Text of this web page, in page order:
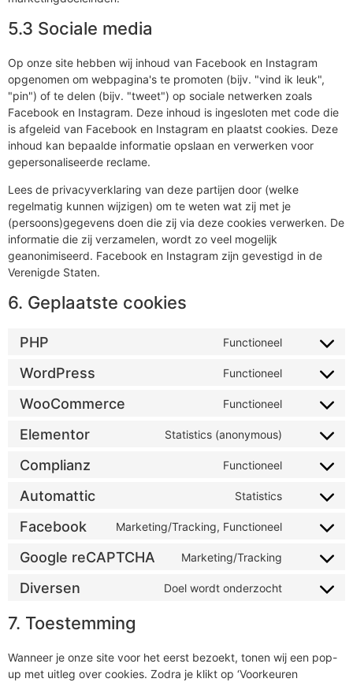
5.3 Sociale media
Op onze site hebben wij inhoud van Facebook en Instagram
opgenomen om webpagina's te promoten (bijv. "vind ik leuk",
"pin") of te delen (bijv. "tweet") op sociale netwerken zoals
Facebook en Instagram. Deze inhoud is ingesloten met code die
is afgeleid van Facebook en Instagram en plaatst cookies. Deze
inhoud kan bepaalde informatie opslaan en verwerken voor
gepersonaliseerde reclame.
Lees de privacyverklaring van deze partijen door (welke
regelmatig kunnen wijzigen) om te weten wat zij met je
(persoons)gegevens doen die zij via deze cookies verwerken. De
informatie die zij verzamelen, wordt zo veel mogelijk
geanonimiseerd. Facebook en Instagram zijn gevestigd in de
Verenigde Staten.
6. Geplaatste cookies
PHP Functioneel
WordPress Functioneel
WooCommerce Functioneel
Elementor Statistics (anonymous)
Complianz Functioneel
Automattic Statistics
Facebook Marketing/Tracking, Functioneel
Google reCAPTCHA Marketing/Tracking
Diversen Doel wordt onderzocht
7. Toestemming
Wanneer je onze site voor het eerst bezoekt, tonen wij een pop-
up met uitleg over cookies. Zodra je klikt op ‘Voorkeuren